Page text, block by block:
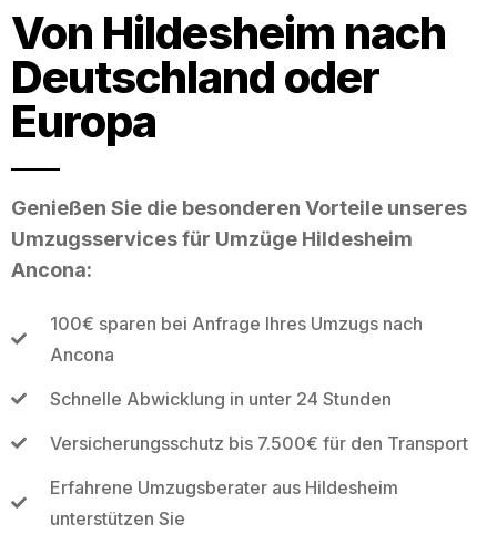
Von Hildesheim nach
Deutschland oder
Europa
Genießen Sie die besonderen Vorteile unseres
Umzugsservices für Umzüge Hildesheim
Ancona:
100€ sparen bei Anfrage Ihres Umzugs nach
Ancona
Schnelle Abwicklung in unter 24 Stunden
Versicherungsschutz bis 7.500€ für den Transport
Erfahrene Umzugsberater aus Hildesheim
unterstützen Sie